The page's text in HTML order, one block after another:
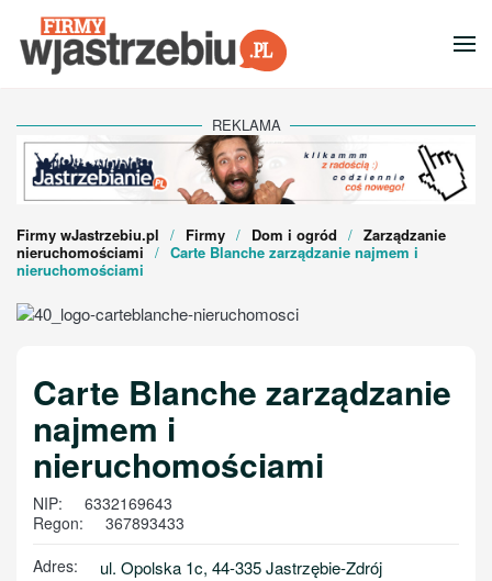
Przejdź do głównej treści
REKLAMA
Firmy wJastrzebiu.pl Firmy Dom i ogród
Zarządzanie
nieruchomościami
Carte Blanche zarządzanie najmem i
nieruchomościami
Carte Blanche zarządzanie
najmem i
nieruchomościami
NIP:
6332169643
Regon:
367893433
Adres:
ul. Opolska 1c, 44-335 Jastrzębie-Zdrój